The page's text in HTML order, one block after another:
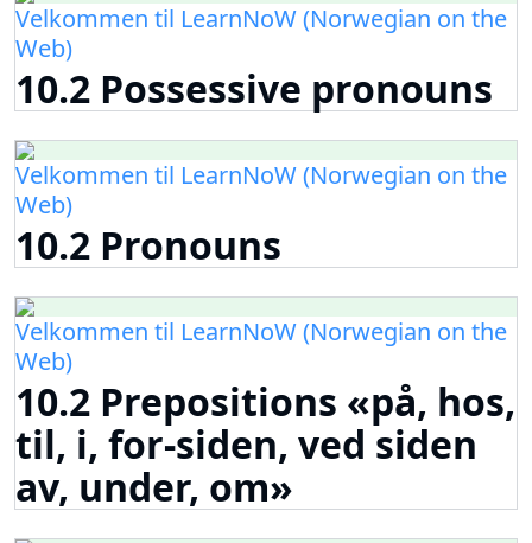
Velkommen til LearnNoW (Norwegian on the
Web)
10.2 Possessive pronouns
Velkommen til LearnNoW (Norwegian on the
Web)
10.2 Pronouns
Velkommen til LearnNoW (Norwegian on the
Web)
10.2 Prepositions «på, hos,
til, i, for-siden, ved siden
av, under, om»